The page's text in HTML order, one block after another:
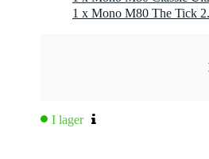
1 x Mono M80 The Tick
I lager